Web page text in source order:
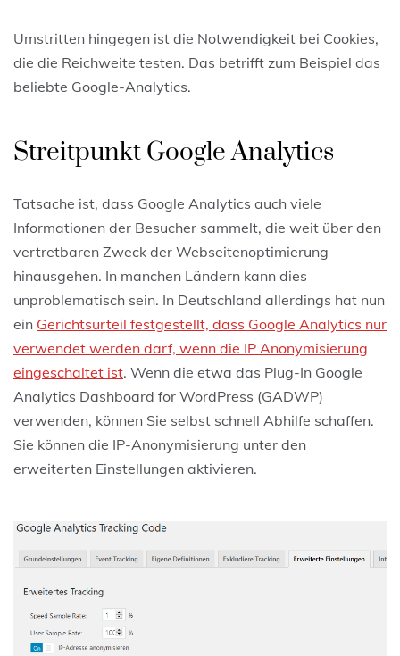
Umstritten hingegen ist die Notwendigkeit bei Cookies,
die die Reichweite testen. Das betrifft zum Beispiel das
beliebte Google-Analytics.
Streitpunkt Google Analytics
Tatsache ist, dass Google Analytics auch viele
Informationen der Besucher sammelt, die weit über den
vertretbaren Zweck der Webseitenoptimierung
hinausgehen. In manchen Ländern kann dies
unproblematisch sein. In Deutschland allerdings hat nun
ein Gerichtsurteil festgestellt, dass Google Analytics nur
verwendet werden darf, wenn die IP Anonymisierung
eingeschaltet ist. Wenn die etwa das Plug-In Google
Analytics Dashboard for WordPress (GADWP)
verwenden, können Sie selbst schnell Abhilfe schaffen.
Sie können die IP-Anonymisierung unter den
erweiterten Einstellungen aktivieren.